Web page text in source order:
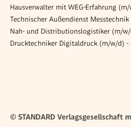
Hausverwalter mit WEG-Erfahrung
Technischer Außendienst
Nah- und Distributionslogistiker (m/
Drucktechniker Digitaldruck (m/w/d) -
© STANDARD Verlagsgesellschaft